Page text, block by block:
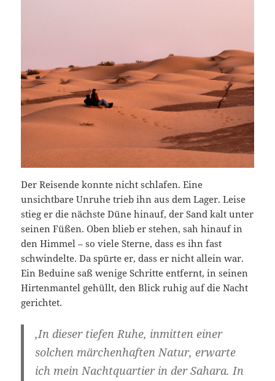
Der Reisende konnte nicht schlafen. Eine
unsichtbare Unruhe trieb ihn aus dem Lager. Leise
stieg er die nächste Düne hinauf, der Sand kalt unter
seinen Füßen. Oben blieb er stehen, sah hinauf in
den Himmel – so viele Sterne, dass es ihn fast
schwindelte. Da spürte er, dass er nicht allein war.
Ein Beduine saß wenige Schritte entfernt, in seinen
Hirtenmantel gehüllt, den Blick ruhig auf die Nacht
gerichtet.
‚In dieser tiefen Ruhe, inmitten einer
solchen märchenhaften Natur, erwarte
ich mein Nachtquartier in der Sahara. In